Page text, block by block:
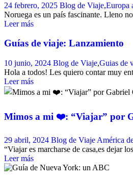
24 febrero, 2025 Blog de Viaje,Europa
Noruega es un país fascinante. Lleno
Leer más
Guías de viaje: Lanzamiento
10 junio, 2024 Blog de Viaje,Guias de
Hola a todos! Les quiero contar muy
Leer más
Mimos a mi ❤️: “Viajar” por
29 abril, 2024 Blog de Viaje América
“Viajar es marcharse de casa,es dejar
Leer más